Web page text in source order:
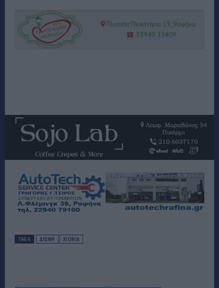
TAGS ΔΙΏΝΗ ΧΙΟΝΙΑ